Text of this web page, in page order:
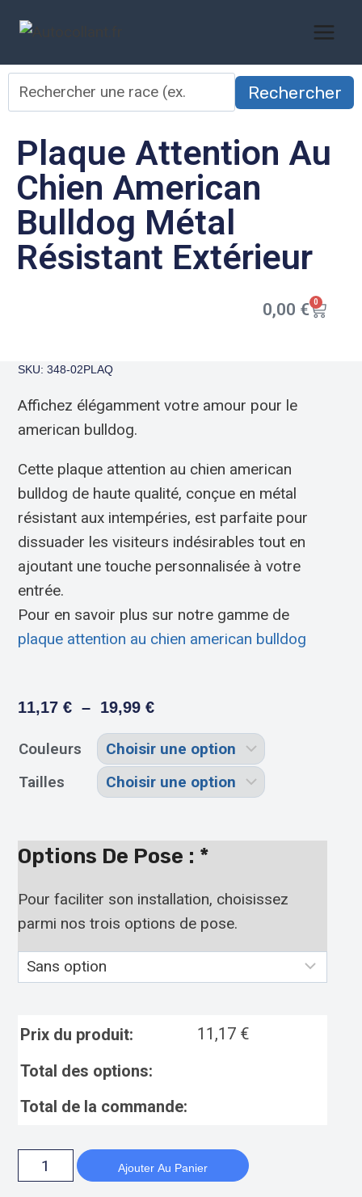
Rechercher
Plaque Attention Au
Chien American
Bulldog Métal
Résistant Extérieur
0,00 € 0
SKU: 348-02PLAQ
Affichez élégamment votre amour pour le
american bulldog.
Cette plaque attention au chien american
bulldog de haute qualité, conçue en métal
résistant aux intempéries, est parfaite pour
dissuader les visiteurs indésirables tout en
ajoutant une touche personnalisée à votre
entrée.
Pour en savoir plus sur notre gamme de
plaque attention au chien american bulldog
11,17€ – 19,99€
Couleurs
Tailles
Options De Pose : *
Pour faciliter son installation, choisissez
parmi nos trois options de pose.
Prix du produit: 11,17 €
Total des options:
Total de la commande:
Ajouter Au Panier